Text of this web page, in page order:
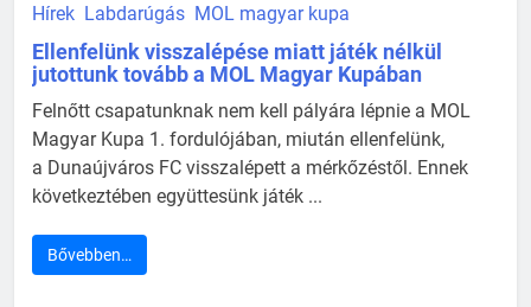
Hírek Labdarúgás MOL magyar kupa
Ellenfelünk visszalépése miatt játék nélkül
jutottunk tovább a MOL Magyar Kupában
Felnőtt csapatunknak nem kell pályára lépnie a MOL
Magyar Kupa 1. fordulójában, miután ellenfelünk,
a Dunaújváros FC visszalépett a mérkőzéstől. Ennek
következtében együttesünk játék ...
Bővebben…